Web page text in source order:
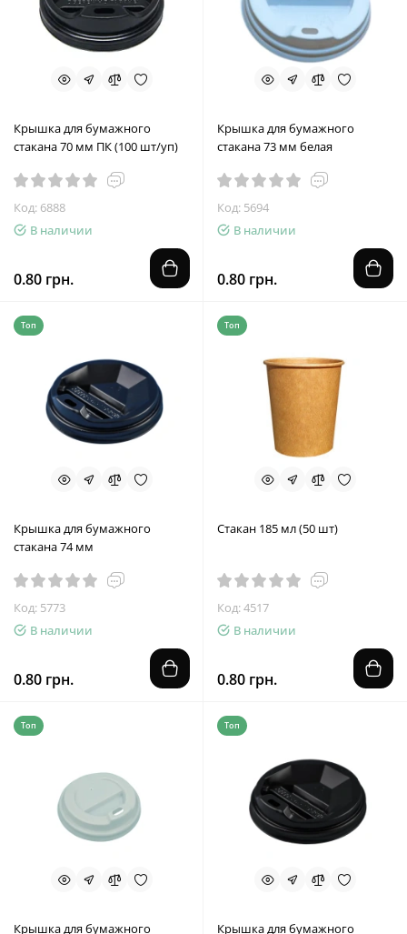
Крышка для бумажного
стакана 70 мм ПК (100 шт/уп)
Код: 6888
В наличии
0.80 грн.
Крышка для бумажного
стакана 73 мм белая
Код: 5694
В наличии
0.80 грн.
Топ
Крышка для бумажного
стакана 74 мм
Код: 5773
В наличии
0.80 грн.
Топ
Стакан 185 мл (50 шт)
Код: 4517
В наличии
0.80 грн.
Топ
Крышка для бумажного
Топ
Крышка для бумажного